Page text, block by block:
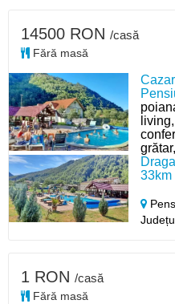
33km
14500 RON /casă
Fără masă
1 RON /casă
Fără masă